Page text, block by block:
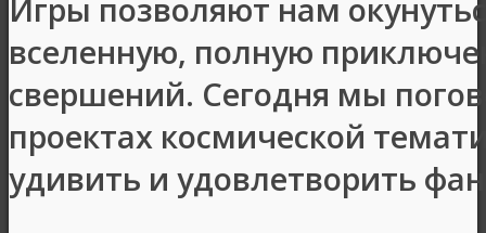
Игры позволяют нам
вселенную, полную
свершений. Сегодня мы
проектах космической
удивить и удовлетворить